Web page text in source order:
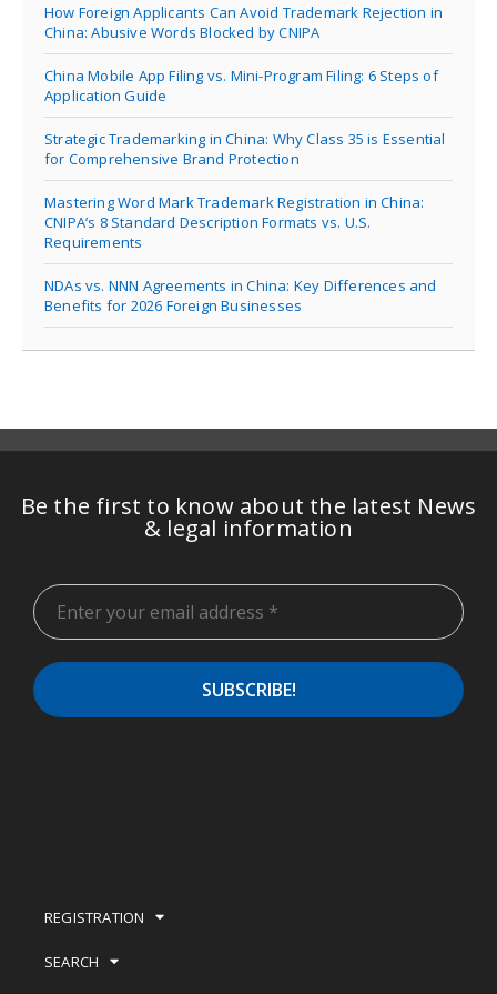
How Foreign Applicants Can Avoid Trademark Rejection in
China: Abusive Words Blocked by CNIPA
China Mobile App Filing vs. Mini-Program Filing: 6 Steps of
Application Guide
Strategic Trademarking in China: Why Class 35 is Essential
for Comprehensive Brand Protection
Mastering Word Mark Trademark Registration in China:
CNIPA’s 8 Standard Description Formats vs. U.S.
Requirements
NDAs vs. NNN Agreements in China: Key Differences and
Benefits for 2026 Foreign Businesses
Be the first to know about the latest News
& legal information
REGISTRATION
SEARCH